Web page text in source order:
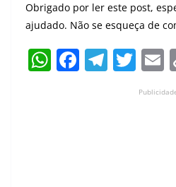
Obrigado por ler este post,
ajudado. Não se esqueça de
W F T T
w
itt
E
m